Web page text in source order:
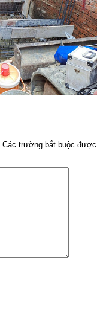
Các trường bắt buộc được